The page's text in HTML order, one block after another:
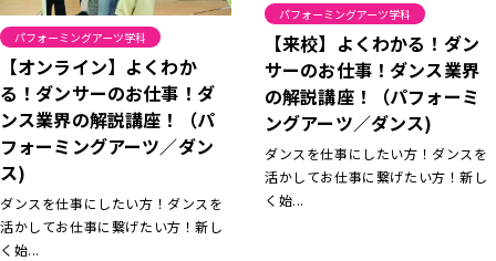
パフォーミングアーツ学科
【オンライン】よくわか
る！ダンサーのお仕事！ダ
ンス業界の解説講座！（パ
フォーミングアーツ／ダン
ス)
ダンスを仕事にしたい方！ダンスを
活かしてお仕事に繋げたい方！新し
く始...
パフォーミングアーツ学科
【来校】よくわかる！ダン
サーのお仕事！ダンス業界
の解説講座！（パフォーミ
ングアーツ／ダンス)
ダンスを仕事にしたい方！ダンスを
活かしてお仕事に繋げたい方！新し
く始...